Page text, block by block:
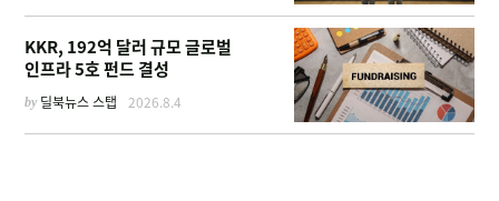
KKR, 192억 달러 규모 글로벌
인프라 5호 펀드 결성
by 딜북뉴스 스탭 2026.8.4